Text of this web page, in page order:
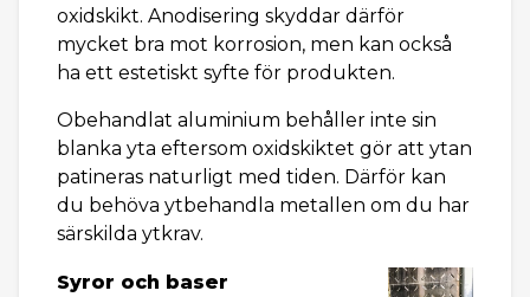
oxidskikt. Anodisering skyddar därför
mycket bra mot korrosion, men kan också
ha ett estetiskt syfte för produkten.
Obehandlat aluminium behåller inte sin
blanka yta eftersom oxidskiktet gör att ytan
patineras naturligt med tiden. Därför kan
du behöva ytbehandla metallen om du har
särskilda ytkrav.
Syror och baser